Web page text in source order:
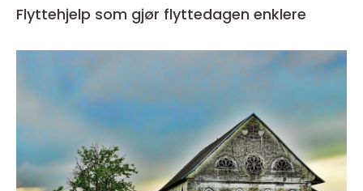
Flyttehjelp som gjør flyttedagen enklere